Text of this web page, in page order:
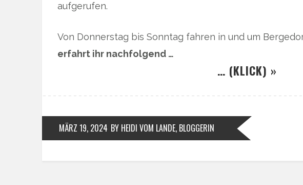
aufgerufen.
Von Donnerstag bis Sonntag fahren in und um
erfahrt ihr nachfolgend …
… (KLICK) »
MÄRZ 19, 2024 BY HEIDI VOM LANDE, BLOGGERIN